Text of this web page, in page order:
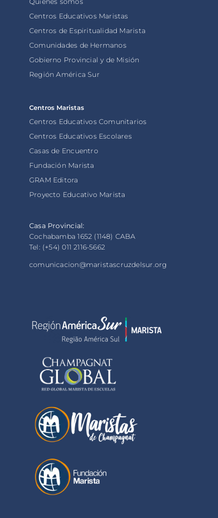
Centros Educativos Maristas
Centros de Espiritualidad Marista
Comunidades de Hermanos
Gobierno Provincial y de Misión
Región América Sur
Centros Maristas
Centros Educativos Comunitarios
Centros Educativos Escolares
Casas de Encuentro
Fundación Marista
GRAM Editora
Proyecto Educativo Marista
Casa Provincial:
Cochabamba 1652 (1148) CABA
Tel: (+54) 011 2116-5662
comunicacion@maristascruzdelsur.org